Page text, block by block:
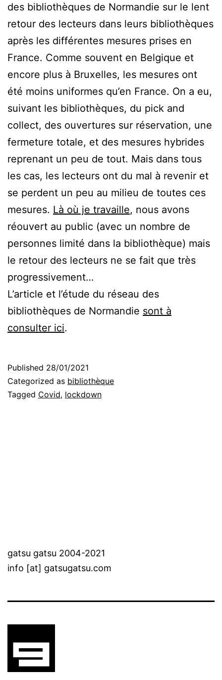
des bibliothèques de Normandie sur le lent
retour des lecteurs dans leurs bibliothèques
après les différentes mesures prises en
France. Comme souvent en Belgique et
encore plus à Bruxelles, les mesures ont
été moins uniformes qu’en France. On a eu,
suivant les bibliothèques, du pick and
collect, des ouvertures sur réservation, une
fermeture totale, et des mesures hybrides
reprenant un peu de tout. Mais dans tous
les cas, les lecteurs ont du mal à revenir et
se perdent un peu au milieu de toutes ces
mesures. Là où je travaille, nous avons
réouvert au public (avec un nombre de
personnes limité dans la bibliothèque) mais
le retour des lecteurs ne se fait que très
progressivement…
L’article et l’étude du réseau des
bibliothèques de Normandie sont à
consulter ici.
Published 28/01/2021
Categorized as bibliothèque
Tagged Covid, lockdown
gatsu gatsu 2004-2021
info [at] gatsugatsu.com